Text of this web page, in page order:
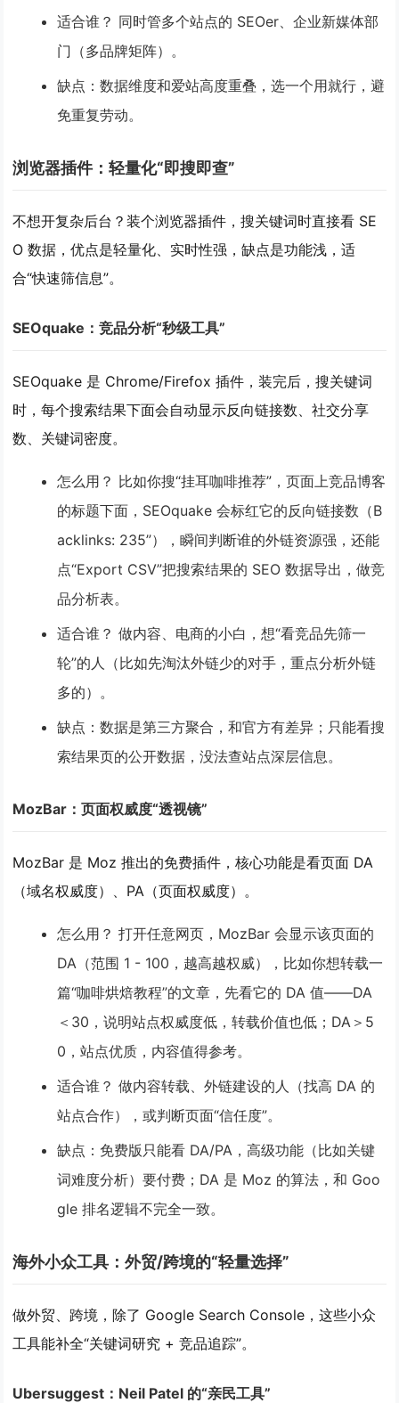
适合谁？ 同时管多个站点的 SEOer、企业新媒体部
门（多品牌矩阵）。
缺点 ：数据维度和爱站高度重叠，选一个用就行，避
免重复劳动。
浏览器插件：轻量化“即搜即查”
不想开复杂后台？装个浏览器插件，搜关键词时直接看 SE
O 数据，优点是轻量化、实时性强 ，缺点是功能浅，适
合“快速筛信息”。
SEOquake：竞品分析“秒级工具”
SEOquake 是 Chrome/Firefox 插件，装完后，搜关键词
时，每个搜索结果下面会自动显示反向链接数、社交分享
数、关键词密度。
怎么用？ 比如你搜“挂耳咖啡推荐”，页面上竞品博客
的标题下面，SEOquake 会标红它的反向链接数（B
acklinks: 235”），瞬间判断谁的外链资源强，还能
点“Export CSV”把搜索结果的 SEO 数据导出，做竞
品分析表。
适合谁？ 做内容、电商的小白，想“看竞品先筛一
轮”的人（比如先淘汰外链少的对手，重点分析外链
多的）。
缺点 ：数据是第三方聚合，和官方有差异；只能看搜
索结果页的公开数据，没法查站点深层信息。
MozBar：页面权威度“透视镜”
MozBar 是 Moz 推出的免费插件，核心功能是看页面 DA
（域名权威度）、PA（页面权威度） 。
怎么用？ 打开任意网页，MozBar 会显示该页面的
DA（范围 1 - 100，越高越权威），比如你想转载一
篇“咖啡烘焙教程”的文章，先看它的 DA 值——DA
＜30，说明站点权威度低，转载价值也低；DA＞5
0，站点优质，内容值得参考。
适合谁？ 做内容转载、外链建设的人（找高 DA 的
站点合作），或判断页面“信任度”。
缺点 ：免费版只能看 DA/PA，高级功能（比如关键
词难度分析）要付费；DA 是 Moz 的算法，和 Goo
gle 排名逻辑不完全一致。
海外小众工具：外贸/跨境的“轻量选择”
做外贸、跨境，除了 Google Search Console，这些小众
工具能补全“关键词研究 + 竞品追踪”。
Ubersuggest：Neil Patel 的“亲民工具”